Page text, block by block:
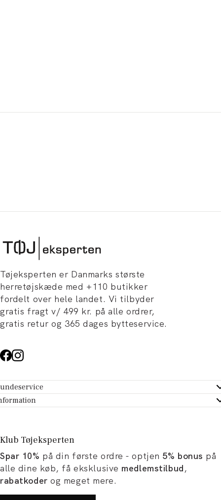
Tøjeksperten er Danmarks største
herretøjskæde med +110 butikker
fordelt over hele landet. Vi tilbyder
gratis fragt v/ 499 kr. på alle ordrer,
gratis retur og 365 dages bytteservice.
- Hjælpecenter
dit køb
Tøjeksperten
og artikler
og karriere
Klub Tøjeksperten
Spar 10% på din første ordre - optjen 5% bonus på
alle dine køb, få eksklusive medlemstilbud,
rabatkoder og meget mere.